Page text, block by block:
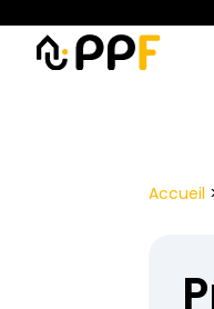
Accueil